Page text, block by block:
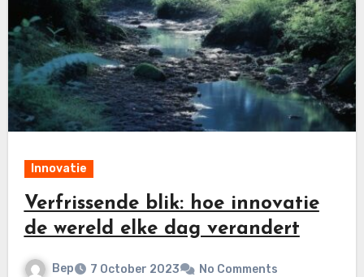
Innovatie
Verfrissende blik: hoe innovatie
de wereld elke dag verandert
Bep 7 October 2023 No Comments